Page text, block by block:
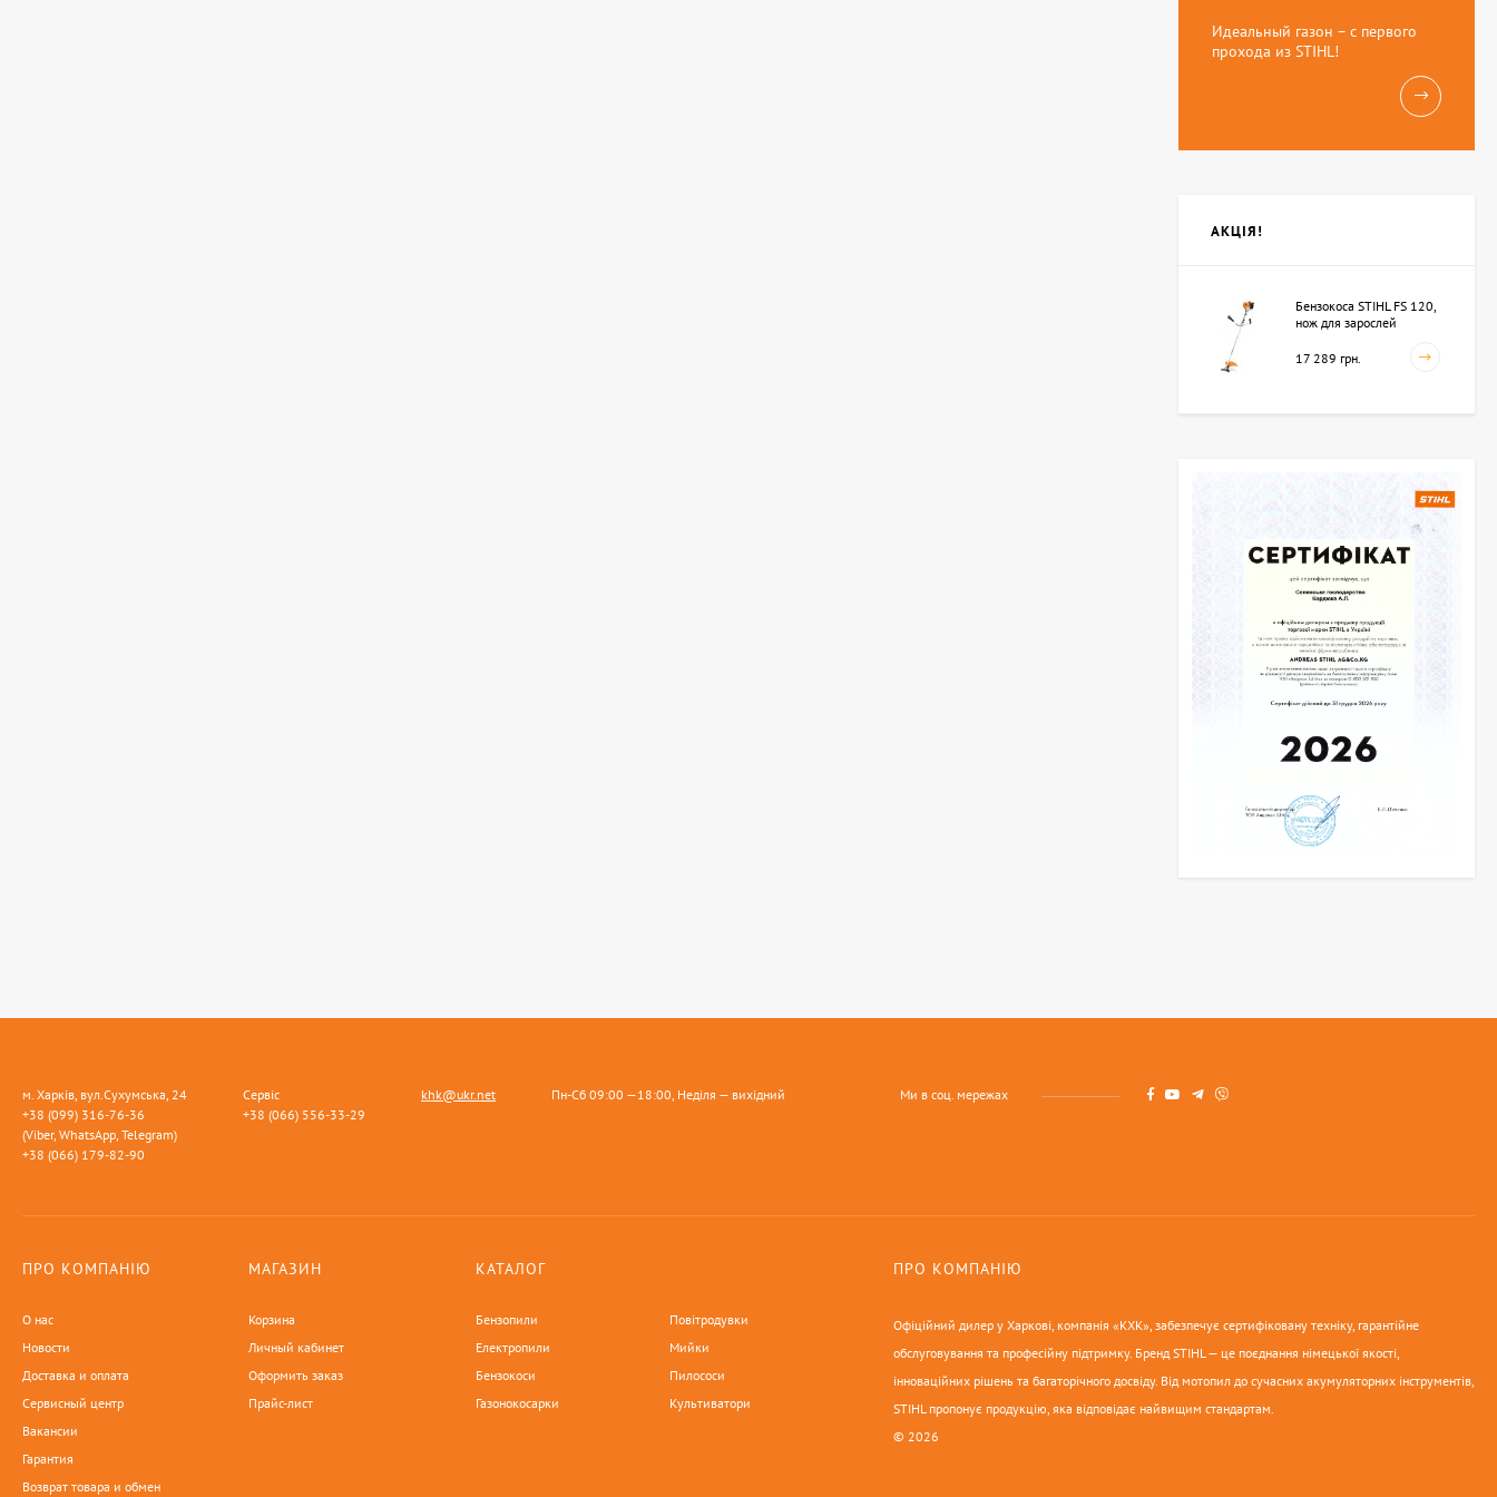
Идеальный газон – с первого
прохода из STIHL!
АКЦІЯ!
Бензокоса STIHL FS 120,
нож для зарослей
17 289 грн.
м. Харків, вул.Сухумська, 24
+38 (099) 316-76-36
(Viber, WhatsApp, Telegram)
+38 (066) 179-82-90
Сервіс
+38 (066) 556-33-29
khk@ukr.net Пн-Сб 09:00 —18:00, Неділя — вихідний Ми в соц. мережах
ПРО КОМПАНІЮ
О нас
Новости
Доставка и оплата
Сервисный центр
Вакансии
Гарантия
Возврат товара и обмен
МАГАЗИН
Корзина
Личный кабинет
Оформить заказ
Прайс-лист
КАТАЛОГ
Бензопили
Електропили
Бензокоси
Газонокосарки
Повітродувки
Мийки
Пилососи
Культиватори
ПРО КОМПАНІЮ
Офіційний дилер у Харкові, компанія «КХК», забезпечує сертифіковану техніку, гарантійне
обслуговування та професійну підтримку. Бренд STIHL — це поєднання німецької якості,
інноваційних рішень та багаторічного досвіду. Від мотопил до сучасних акумуляторних інструментів,
STIHL пропонує продукцію, яка відповідає найвищим стандартам.
© 2026